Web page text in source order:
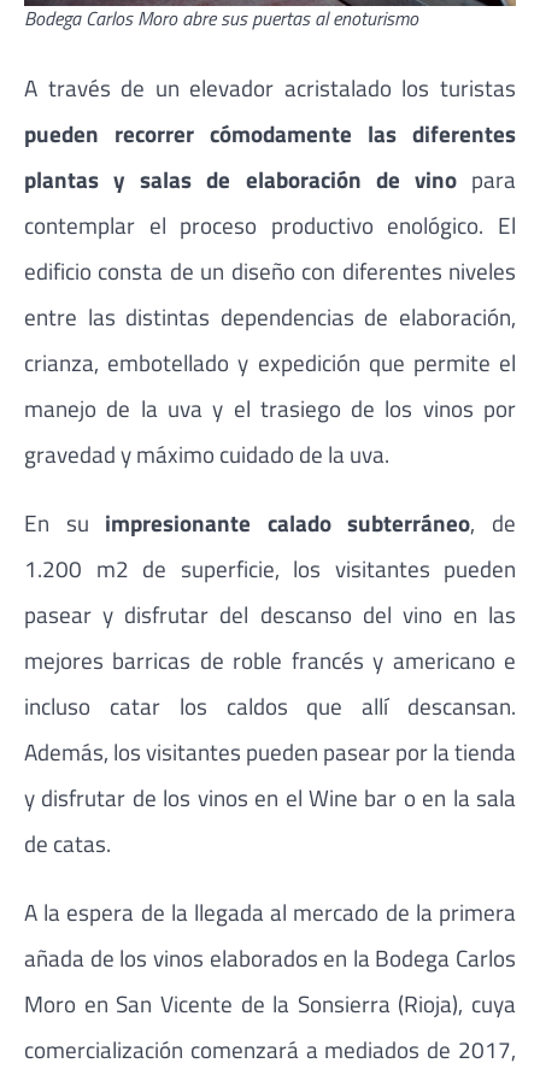
Bodega Carlos Moro abre sus puertas al enoturismo
A través de un elevador acristalado los turistas
pueden recorrer cómodamente las diferentes
plantas y salas de elaboración de vinopara
contemplar el proceso productivo enológico. El
edificio consta de un diseño con diferentes niveles
entre las distintas dependencias de elaboración,
crianza, embotellado y expedición que permite el
manejo de la uva y el trasiego de los vinos por
gravedad y máximo cuidado de la uva.
En su impresionante calado subterráneo, de
1.200 m2 de superficie, los visitantes pueden
pasear y disfrutar del descanso del vino en las
mejores barricas de roble francés y americano e
incluso catar los caldos que allí descansan.
Además, los visitantes pueden pasear por la tienda
y disfrutar de los vinos en el Wine bar o en la sala
de catas.
A la espera de la llegada al mercado de la primera
añada de los vinos elaborados en la Bodega Carlos
Moro en San Vicente de la Sonsierra (Rioja), cuya
comercialización comenzará a mediados de 2017,